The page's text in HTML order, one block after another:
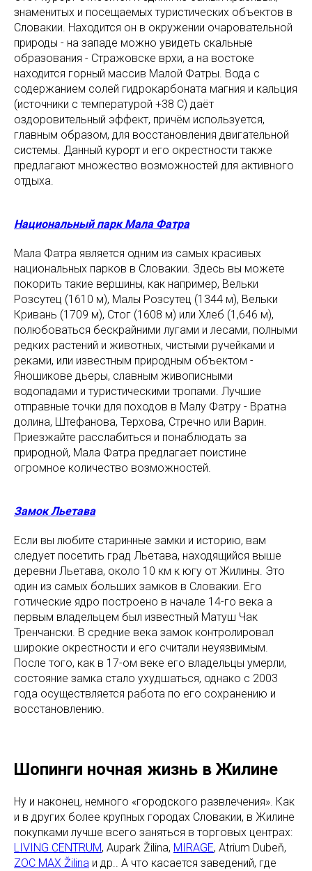
знаменитых и посещаемых туристических объектов в
Словакии. Находится он в окружении очаровательной
природы - на западе можно увидеть скальные
образования - Стражовске врхи, а на востоке
находится горный массив Малой Фатры. Вода с
содержанием солей гидрокарбоната магния и кальция
(источники с температурой +38 С) даёт
оздоровительный эффект, причём используется,
главным образом, для восстановления двигательной
системы. Данный курорт и его окрестности также
предлагают множество возможностей для активного
отдыха.
Национальный парк Мала Фатра
Мала Фатра является одним из самых красивых
национальных парков в Словакии. Здесь вы можете
покорить такие вершины, как например, Вельки
Розсутец (1610 м), Малы Розсутец (1344 м), Вельки
Кривань (1709 м), Стог (1608 м) или Хлеб (1,646 м),
полюбоваться бескрайними лугами и лесами, полными
редких растений и животных, чистыми ручейками и
реками, или известным природным объектом -
Яношикове дьеры, славным живописными
водопадами и туристическими тропами. Лучшие
отправные точки для походов в Малу Фатру - Вратна
долина, Штефанова, Терхова, Стречно или Варин.
Приезжайте расслабиться и понаблюдать за
природной, Мала Фатра предлагает поистине
огромное количество возможностей.
Замок Льетава
Если вы любите старинные замки и историю, вам
следует посетить град Льетава, находящийся выше
деревни Льетава, около 10 км к югу от Жилины. Это
один из самых больших замков в Словакии. Его
готические ядро построено в начале 14-го века а
первым владельцем был известный Матуш Чак
Тренчански. В средние века замок контролировал
широкие окрестности и его считали неуязвимым.
После того, как в 17-ом веке его владельцы умерли,
состояние замка стало ухудшаться, однако с 2003
года осуществляется работа по его сохранению и
восстановлению.
Шопинги ночная жизнь в Жилине
Ну и наконец, немного «городского развлечения». Как
и в других более крупных городах Словакии, в Жилине
покупками лучше всего заняться в торговых центрах:
LIVING CENTRUM, Aupark Žilina, MIRAGE, Atrium Dubeň,
ZOC MAX Žilina и др.. А что касается заведений, где